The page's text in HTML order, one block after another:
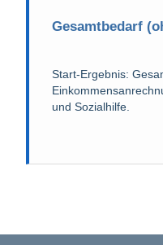
Gesamtbedarf
Start-Ergebnis:
und Sozialhilfe.